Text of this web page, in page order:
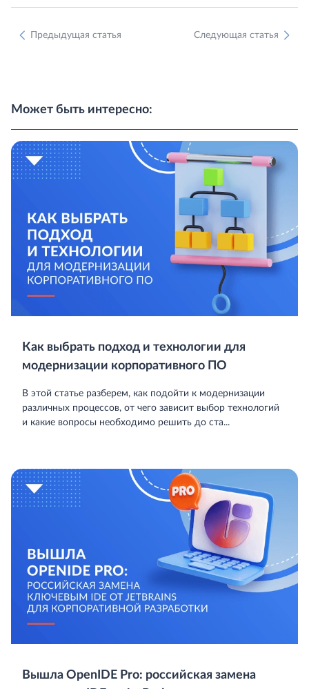
Предыдущая статья Следующая статья
Может быть интересно:
Как выбрать подход и технологии для
модернизации корпоративного ПО
В этой статье разберем, как подойти к модернизации
различных процессов, от чего зависит выбор технологий
и какие вопросы необходимо решить до ста...
Вышла OpenIDE Pro: российская замена